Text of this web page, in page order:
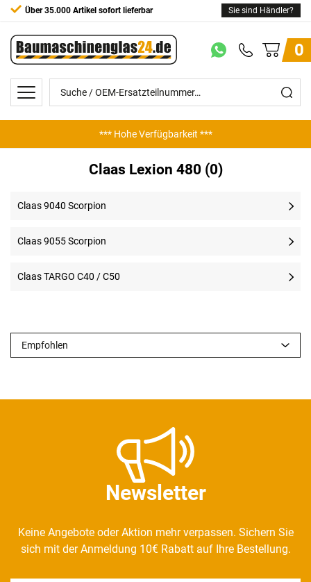
Über 35.000 Artikel sofort lieferbar Sie sind Händler?
0
*** Hohe Verfügbarkeit ***
Claas Lexion 480 (0)
Claas 9040 Scorpion
Claas 9055 Scorpion
Claas TARGO C40 / C50
Newsletter
Keine Angebote oder Aktion mehr verpassen. Sichern Sie
sich mit der Anmeldung 10€ Rabatt auf Ihre Bestellung.